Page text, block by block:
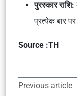
पुरस्कार राशि:
प्रत्येक बार
Source :TH
Previous article